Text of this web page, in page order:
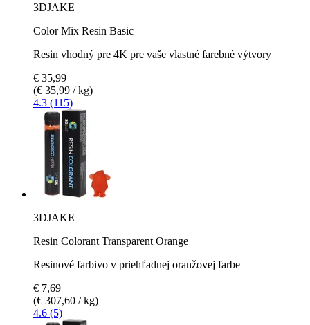
3DJAKE
Color Mix Resin Basic
Resin vhodný pre 4K pre vaše vlastné farebné výtvory
€ 35,99
(€ 35,99 / kg)
4.3 (115)
3DJAKE
Resin Colorant Transparent Orange
Resinové farbivo v priehľadnej oranžovej farbe
€ 7,69
(€ 307,60 / kg)
4.6 (5)